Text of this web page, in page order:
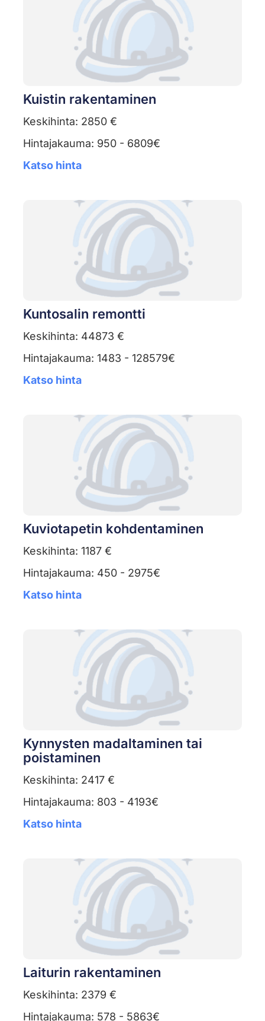
Kuistin rakentaminen
Keskihinta: 2850 €
Hintajakauma: 950 - 6809€
Katso hinta
Kuntosalin remontti
Keskihinta: 44873 €
Hintajakauma: 1483 - 128579€
Katso hinta
Kuviotapetin kohdentaminen
Keskihinta: 1187 €
Hintajakauma: 450 - 2975€
Katso hinta
Kynnysten madaltaminen tai
poistaminen
Keskihinta: 2417 €
Hintajakauma: 803 - 4193€
Katso hinta
Laiturin rakentaminen
Keskihinta: 2379 €
Hintajakauma: 578 - 5863€